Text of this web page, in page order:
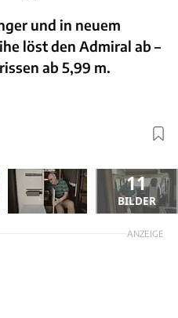
und in neuem
löst den Admiral ab –
ab 5,99 m.
11
BILDER
ANZEIGE